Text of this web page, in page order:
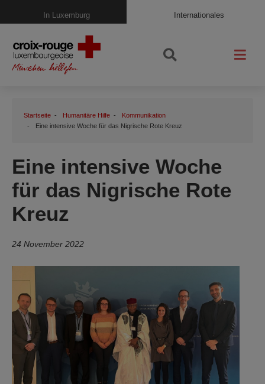
In Luxemburg Internationales
Startseite Humanitäre Hilfe
Kommunikation
Eine intensive Woche für das Nigrische Rote Kreuz
Eine intensive Woche
für das Nigrische Rote
Kreuz
24 November 2022